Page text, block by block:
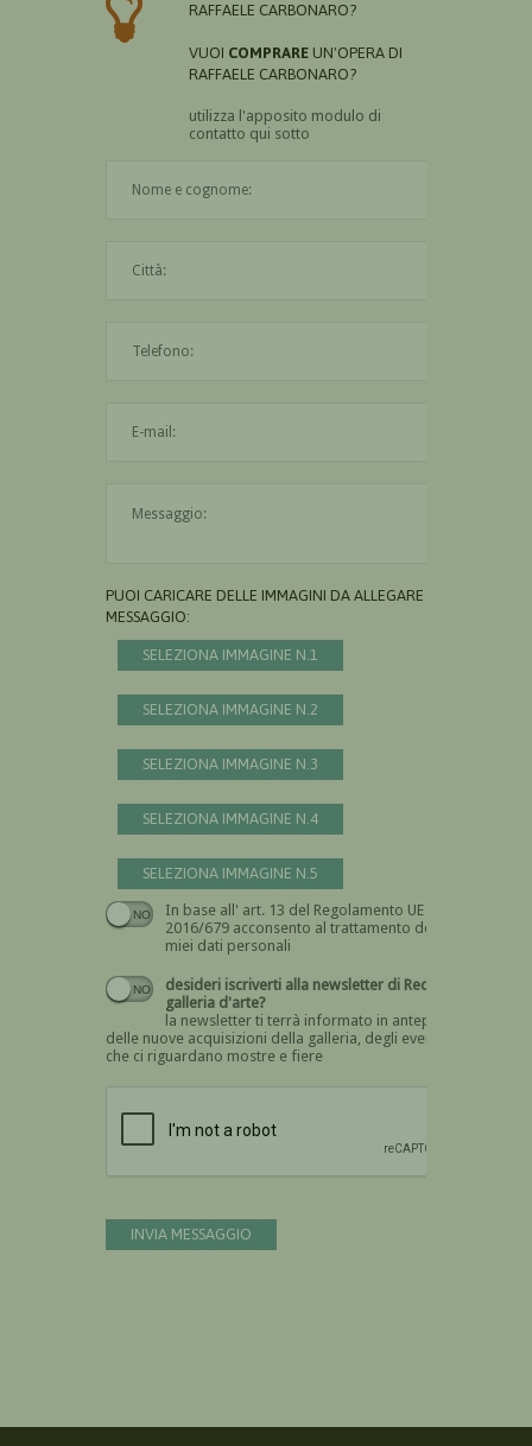
RAFFAELE CARBONARO?
VUOI COMPRARE UN'OPERA DI
RAFFAELE CARBONARO?
utilizza l'apposito modulo di
contatto qui sotto
PUOI CARICARE DELLE IMMAGINI DA ALLEGARE AL
MESSAGGIO:
SELEZIONA IMMAGINE N.1
SELEZIONA IMMAGINE N.2
SELEZIONA IMMAGINE N.3
SELEZIONA IMMAGINE N.4
SELEZIONA IMMAGINE N.5
In base all' art. 13 del Regolamento UE n.
2016/679 acconsento al trattamento dei
miei dati personali
Devi dare il consenso
desideri iscriverti alla newsletter di Recta
galleria d'arte?
la newsletter ti terrà informato in anteprima
delle nuove acquisizioni della galleria, degli eventi
che ci riguardano mostre e fiere
INVIA MESSAGGIO